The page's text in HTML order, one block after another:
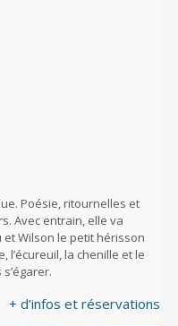
Poésie, ritournelles et
Avec entrain, elle va
Wilson le petit hérisson
l’écureuil, la chenille et le
+ d’infos et réservations